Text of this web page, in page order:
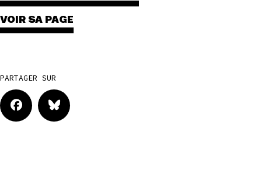
VOIR SA PAGE
PARTAGER SUR